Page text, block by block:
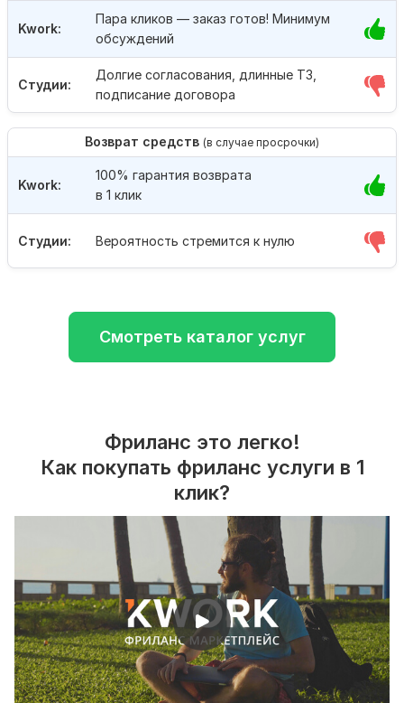
Студии:
Долгие согласования, длинные ТЗ,
подписание договора
Kwork:
Пара кликов — заказ готов! Минимум
обсуждений
Возврат средств (в случае просрочки)
Студии: Вероятность стремится к нулю
Kwork:
100% гарантия возврата
в 1 клик
Смотреть каталог услуг
Фриланс это легко!
Как покупать фриланс услуги в 1
клик?